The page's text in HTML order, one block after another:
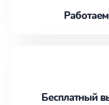
Бесплатный